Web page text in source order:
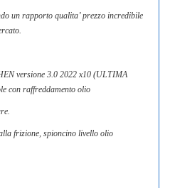
un rapporto qualita’ prezzo incredibile
versione 3.0 2022 x10 (ULTIMA
con raffreddamento olio
frizione, spioncino livello olio